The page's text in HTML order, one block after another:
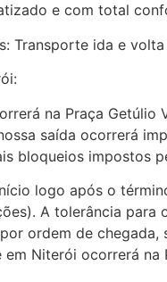
e com total
Transporte ida e
na Praça
saída ocorrerá
bloqueios impostos
logo após o
A tolerância para
ordem de
em Niterói ocorrerá